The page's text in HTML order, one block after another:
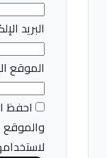
البريد
الموقع
احفظ
والموقع